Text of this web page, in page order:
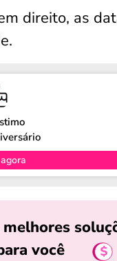
direito, as
você